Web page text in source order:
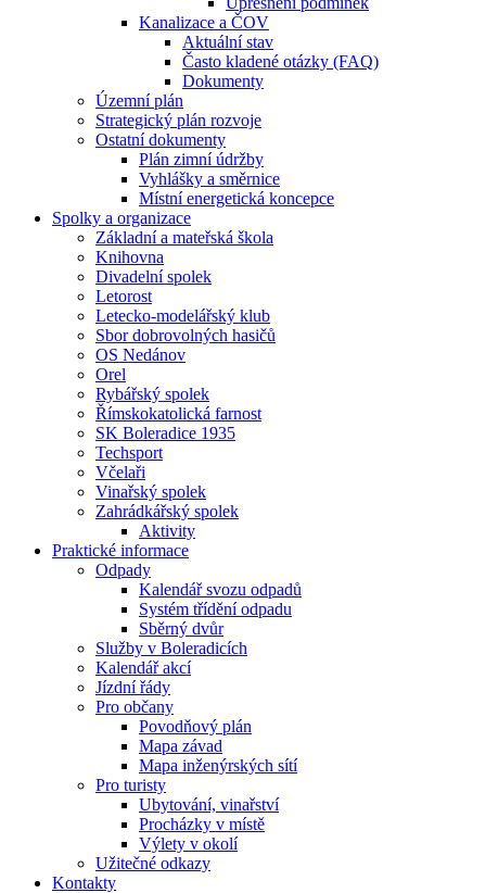
Kanalizace a ČOV
Aktuální stav
Často kladené otázky (FAQ)
Dokumenty
Územní plán
Strategický plán rozvoje
Ostatní dokumenty
Plán zimní údržby
Vyhlášky a směrnice
Místní energetická koncepce
Spolky a organizace
Základní a mateřská škola
Knihovna
Divadelní spolek
Letorost
Letecko-modelářský klub
Sbor dobrovolných hasičů
OS Nedánov
Orel
Rybářský spolek
Římskokatolická farnost
SK Boleradice 1935
Techsport
Včelaři
Vinařský spolek
Zahrádkářský spolek
Aktivity
Praktické informace
Odpady
Kalendář svozu odpadů
Systém třídění odpadu
Sběrný dvůr
Služby v Boleradicích
Kalendář akcí
Jízdní řády
Pro občany
Povodňový plán
Mapa závad
Mapa inženýrských sítí
Pro turisty
Ubytování, vinařství
Procházky v místě
Výlety v okolí
Užitečné odkazy
Kontakty